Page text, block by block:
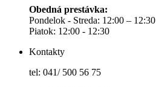
Obedná prestávka:
Pondelok - Streda: 12:00 – 12:30
Piatok: 12:00 - 12:30
Kontakty
tel: 041/ 500 56 75